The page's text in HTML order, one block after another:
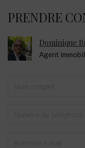
PRENDRE
Dominique
Agent